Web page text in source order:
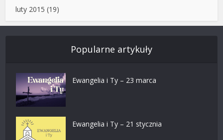
luty 2015 (19)
Popularne artykuły
Ewangelia i Ty – 23 marca
Ewangelia i Ty – 21 stycznia